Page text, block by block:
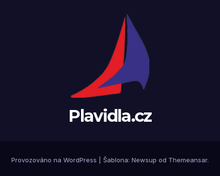
Plavidla.cz
Provozováno na WordPress Šablona: Newsup od Themeansar.